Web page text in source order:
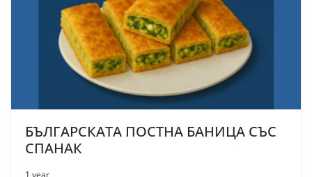
БЪЛГАРСКАТА ПОСТНА БАНИЦА СЪС
СПАНАК